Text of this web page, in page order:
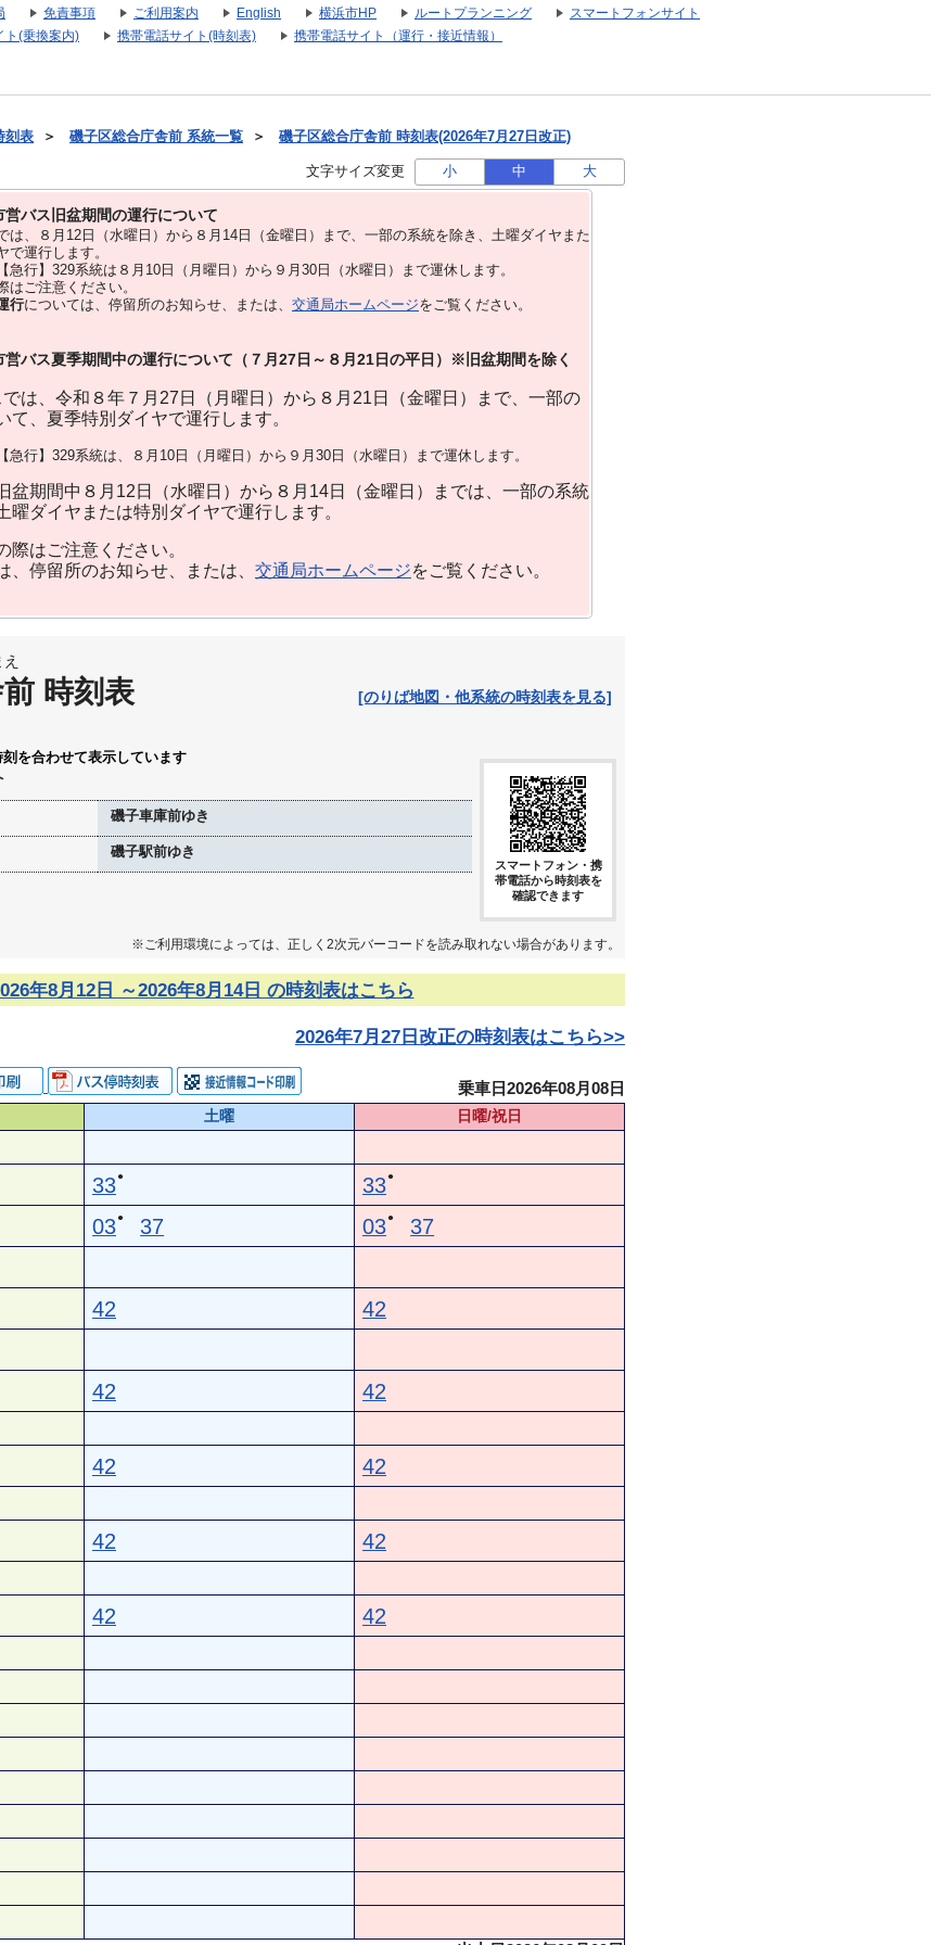
免責事項 ご利用案内 English 横浜市HP ルートプランニング
スマートフォンサイト
ト(乗換案内)
携帯電話サイト(時刻表) 携帯電話サイト（運行・接近情報）
刻表 ＞ 磯子区総合庁舎前 系統一覧 ＞ 磯子区総合庁舎前 時刻表(2026年7月27日改正)
文字サイズ変更 小 中 大
営バス旧盆期間の運行について
は、８⽉12⽇（水曜日）から８⽉14⽇（金曜日）まで、⼀部の系統を除き、⼟曜ダイヤまた
で運⾏します。
行】329系統は８月10日（月曜日）から９月30日（水曜日）まで運休します。
ご注意ください。
行については、停留所のお知らせ、または、 交通局ホームページをご覧ください。
営バス夏季期間中の運行について（７月27日～８月21日の平日）※旧盆期間を除く
は、令和８年７月27日（月曜日）から８月21日（金曜日）まで、一部の
て、夏季特別ダイヤで運行します。
行】329系統は、８月10日（月曜日）から９月30日（水曜日）まで運休します。
盆期間中８月12日（水曜日）から８月14日（金曜日）までは、一部の系統
曜ダイヤまたは特別ダイヤで運行します。
はご注意ください。
停留所のお知らせ、または、 交通局ホームページをご覧ください。
時刻表 [のりば地図・他系統の時刻表を見る]
を合わせて表示しています
磯子車庫前ゆき
磯子駅前ゆき
スマートフォン・携
帯電話から時刻表を
確認できます
※ご利用環境によっては、正しく2次元バーコードを読み取れない場合があります。
年8月12日 ～2026年8月14日 の時刻表はこちら
2026年7月27日改正の時刻表はこちら>>
乗車日2026年08月08日
土曜
日曜/祝日
33● 33●
03● 37 03● 37
42 42
42 42
42 42
42 42
42 42